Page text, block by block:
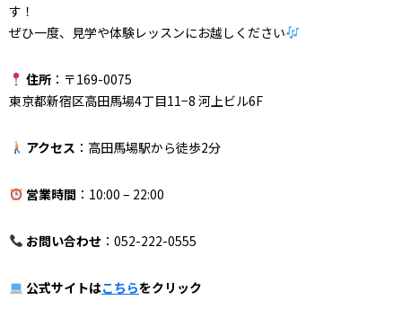
す！
ぜひ一度、見学や体験レッスンにお越しください
住所：〒169-0075
東京都新宿区高田馬場4丁目11−8 河上ビル6F
アクセス ：高田馬場駅から徒歩2分
営業時間 ：10:00 – 22:00
お問い合わせ：052-222-0555
公式サイトはこちらをクリック